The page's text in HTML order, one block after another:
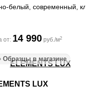
белый, современный,
от: 14 990 руб./м2
Образцы в магазине
LUX